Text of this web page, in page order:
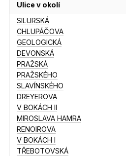
Ulice v okolí
SILURSKÁ
CHLUPÁČOVA
GEOLOGICKÁ
DEVONSKÁ
PRAŽSKÁ
PRAŽSKÉHO
SLAVÍNSKÉHO
DREYEROVA
V BOKÁCH II
MIROSLAVA HAMRA
RENOIROVA
V BOKÁCH I
TŘEBOTOVSKÁ